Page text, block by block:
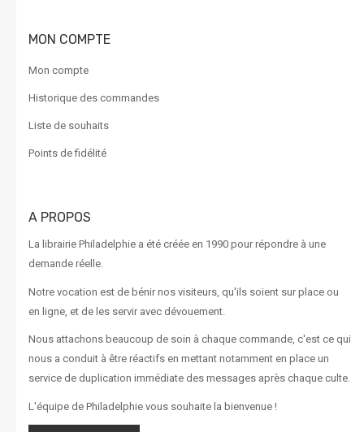
MON COMPTE
Mon compte
Historique des commandes
Liste de souhaits
Points de fidélité
A PROPOS
La librairie Philadelphie a été créée en 1990 pour répondre à une
demande réelle.
Notre vocation est de bénir nos visiteurs, qu'ils soient sur place ou
en ligne, et de les servir avec dévouement.
Nous attachons beaucoup de soin à chaque commande, c'est ce qui
nous a conduit à être réactifs en mettant notamment en place un
service de duplication immédiate des messages après chaque culte.
L'équipe de Philadelphie vous souhaite la bienvenue !